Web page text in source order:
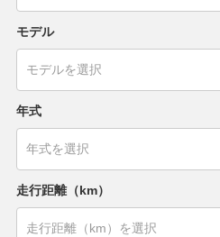
モデル
年式
走行距離（km）